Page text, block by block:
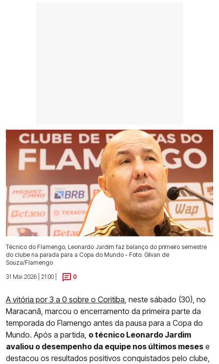
Técnico do Flamengo, Leonardo Jardim faz balanço do primeiro semestre
do clube na parada para a Copa do Mundo - Foto: Gilvan de
Souza/Flamengo
31 Mai 2026 | 21:00 |
0
A vitória por 3 a 0 sobre o Coritiba , neste sábado (30), no
Maracanã, marcou o encerramento da primeira parte da
temporada do Flamengo antes da pausa para a Copa do
Mundo. Após a partida, o técnico Leonardo Jardim
avaliou o desempenho da equipe nos últimos meses e
destacou os resultados positivos conquistados pelo clube,